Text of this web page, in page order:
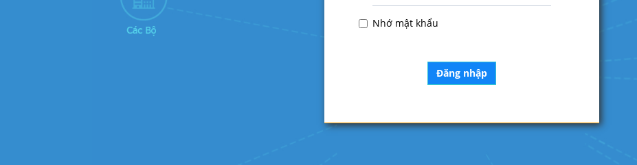
Nhớ mật khẩu
Đăng nhập